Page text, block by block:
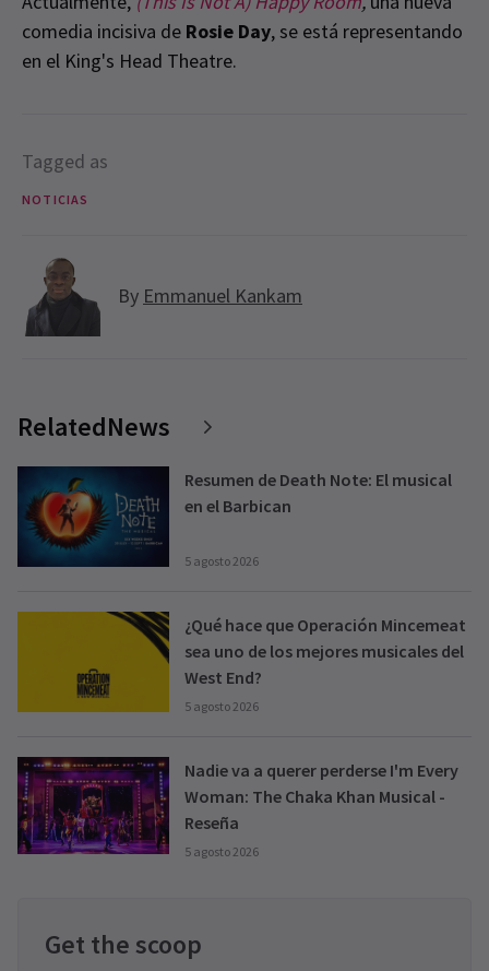
comedia incisiva de Rosie Day, se está representando
en el King's Head Theatre.
Tagged as
NOTICIAS
By Emmanuel Kankam
RelatedNews
Resumen de Death Note: El musical
en el Barbican
5 agosto 2026
¿Qué hace que Operación Mincemeat
sea uno de los mejores musicales del
West End?
5 agosto 2026
Nadie va a querer perderse I'm Every
Woman: The Chaka Khan Musical -
Reseña
5 agosto 2026
Get the scoop